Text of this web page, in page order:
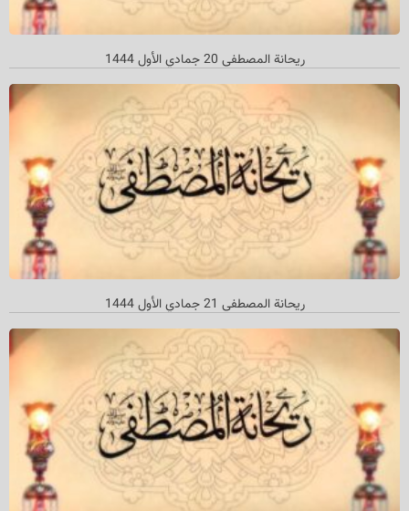
ريحانة المصطفى 20 جمادي الأول 1444
ریحانة المصطفی 21 جمادي الأول 1444